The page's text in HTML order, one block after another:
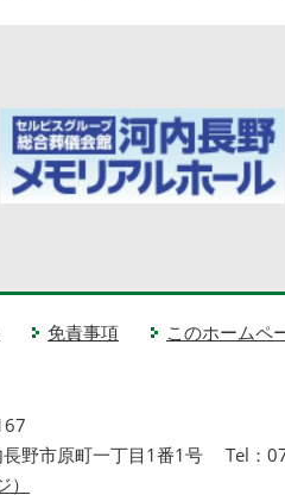
免責事項 このホームペ
野市原町一丁目1番1号
Tel：